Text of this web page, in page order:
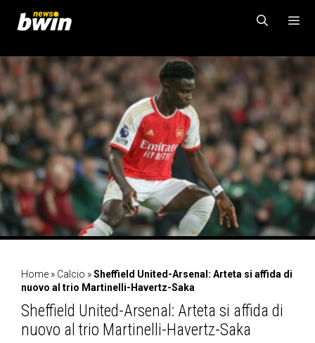
contenuto
MENU
Home » Calcio »Sheffield United-Arsenal: Arteta si affida di
nuovo al trio Martinelli-Havertz-Saka
Sheffield United-Arsenal: Arteta si affida di
nuovo al trio Martinelli-Havertz-Saka